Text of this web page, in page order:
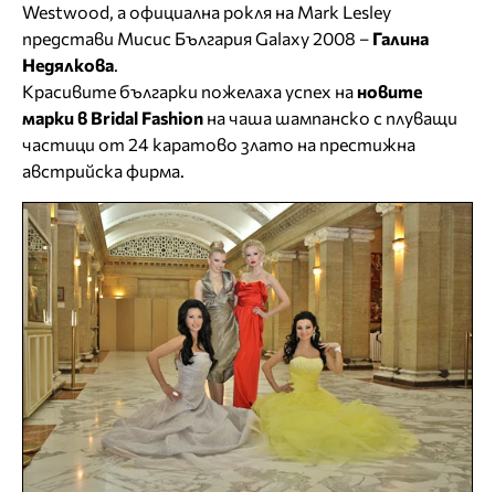
Westwood, а официална рокля на Mark Lesley
представи Мисис България Galaxy 2008 – Галина
Недялкова.
Красивите българки пожелаха успех на новите
марки в Bridal Fashion на чаша шампанско с плуващи
частици от 24 каратово злато на престижна
австрийска фирма.